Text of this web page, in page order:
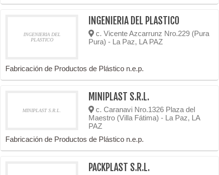
INGENIERIA DEL
PLASTICO
INGENIERIA DEL PLASTICO
c. Vicente Azcarrunz Nro.229 (Pura
Pura) - La Paz, LA PAZ
Fabricación de Productos de Plástico n.e.p.
MINIPLAST S.R.L.
MINIPLAST S.R.L.
c. Caranavi Nro.1326 Plaza del
Maestro (Villa Fátima) - La Paz, LA
PAZ
Fabricación de Productos de Plástico n.e.p.
PACKPLAST S.R.L.